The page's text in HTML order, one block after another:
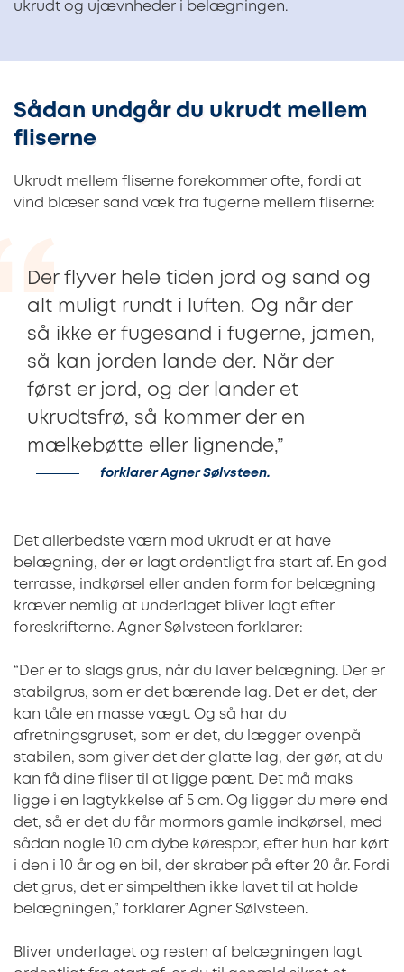
ukrudt og ujævnheder i belægningen.
Sådan undgår du ukrudt mellem
fliserne
Ukrudt mellem fliserne forekommer ofte, fordi at
vind blæser sand væk fra fugerne mellem fliserne:
Der flyver hele tiden jord og sand og
alt muligt rundt i luften. Og når der
så ikke er fugesand i fugerne, jamen,
så kan jorden lande der. Når der
først er jord, og der lander et
ukrudtsfrø, så kommer der en
mælkebøtte eller lignende,”
forklarer Agner Sølvsteen.
Det allerbedste værn mod ukrudt er at have
belægning, der er lagt ordentligt fra start af. En god
terrasse, indkørsel eller anden form for belægning
kræver nemlig at underlaget bliver lagt efter
foreskrifterne. Agner Sølvsteen forklarer:
“Der er to slags grus, når du laver belægning. Der er
stabilgrus, som er det bærende lag. Det er det, der
kan tåle en masse vægt. Og så har du
afretningsgruset, som er det, du lægger ovenpå
stabilen, som giver det der glatte lag, der gør, at du
kan få dine fliser til at ligge pænt. Det må maks
ligge i en lagtykkelse af 5 cm. Og ligger du mere end
det, så er det du får mormors gamle indkørsel, med
sådan nogle 10 cm dybe kørespor, efter hun har kørt
i den i 10 år og en bil, der skraber på efter 20 år. Fordi
det grus, det er simpelthen ikke lavet til at holde
belægningen,” forklarer Agner Sølvsteen.
Bliver underlaget og resten af belægningen lagt